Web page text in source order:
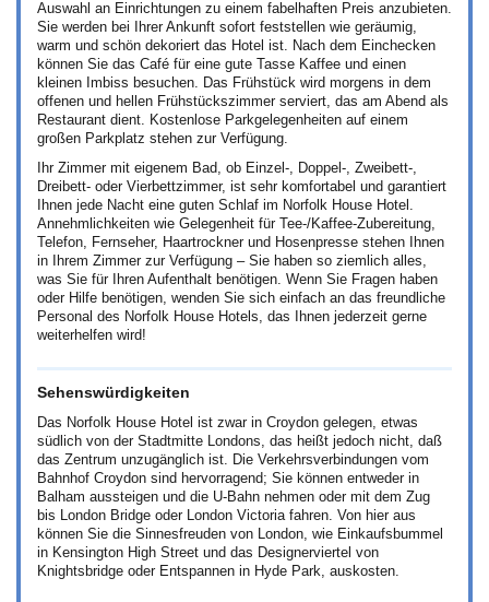
Auswahl an Einrichtungen zu einem fabelhaften Preis anzubieten.
Sie werden bei Ihrer Ankunft sofort feststellen wie geräumig,
warm und schön dekoriert das Hotel ist. Nach dem Einchecken
können Sie das Café für eine gute Tasse Kaffee und einen
kleinen Imbiss besuchen. Das Frühstück wird morgens in dem
offenen und hellen Frühstückszimmer serviert, das am Abend als
Restaurant dient. Kostenlose Parkgelegenheiten auf einem
großen Parkplatz stehen zur Verfügung.
Ihr Zimmer mit eigenem Bad, ob Einzel-, Doppel-, Zweibett-,
Dreibett- oder Vierbettzimmer, ist sehr komfortabel und garantiert
Ihnen jede Nacht eine guten Schlaf im Norfolk House Hotel.
Annehmlichkeiten wie Gelegenheit für Tee-/Kaffee-Zubereitung,
Telefon, Fernseher, Haartrockner und Hosenpresse stehen Ihnen
in Ihrem Zimmer zur Verfügung – Sie haben so ziemlich alles,
was Sie für Ihren Aufenthalt benötigen. Wenn Sie Fragen haben
oder Hilfe benötigen, wenden Sie sich einfach an das freundliche
Personal des Norfolk House Hotels, das Ihnen jederzeit gerne
weiterhelfen wird!
Sehenswürdigkeiten
Das Norfolk House Hotel ist zwar in Croydon gelegen, etwas
südlich von der Stadtmitte Londons, das heißt jedoch nicht, daß
das Zentrum unzugänglich ist. Die Verkehrsverbindungen vom
Bahnhof Croydon sind hervorragend; Sie können entweder in
Balham aussteigen und die U-Bahn nehmen oder mit dem Zug
bis London Bridge oder London Victoria fahren. Von hier aus
können Sie die Sinnesfreuden von London, wie Einkaufsbummel
in Kensington High Street und das Designerviertel von
Knightsbridge oder Entspannen in Hyde Park, auskosten.